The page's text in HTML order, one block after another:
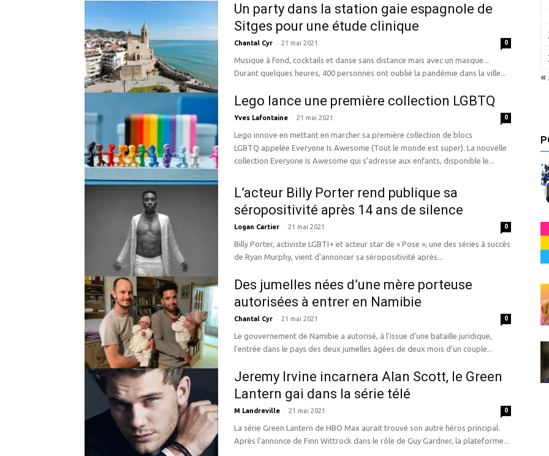
Un party dans la station gaie espagnole de
Sitges pour une étude clinique
Chantal Cyr - 21 mai 2021 0
Musique à fond, cocktails et danse sans distance mais avec un masque...
Durant quelques heures, 400 personnes ont oublié la pandémie dans la ville...
Lego lance une première collection LGBTQ
Yves Lafontaine - 21 mai 2021 0
Lego innove en mettant en marcher sa première collection de blocs
LGBTQ appelée Everyone Is Awesome (Tout le monde est super). La nouvelle
collection Everyone Is Awesome qui s’adresse aux enfants, disponible le...
L’acteur Billy Porter rend publique sa
séropositivité après 14 ans de silence
Logan Cartier - 21 mai 2021 0
Billy Porter, activiste LGBTI+ et acteur star de « Pose », une des séries à succès
de Ryan Murphy, vient d'annoncer sa séropositivité après...
Des jumelles nées d’une mère porteuse
autorisées à entrer en Namibie
Chantal Cyr - 21 mai 2021 0
Le gouvernement de Namibie a autorisé, à l'issue d'une bataille juridique,
l'entrée dans le pays des deux jumelles âgées de deux mois d'un couple...
Jeremy Irvine incarnera Alan Scott, le Green
Lantern gai dans la série télé
M Landreville - 21 mai 2021 0
La série Green Lantern de HBO Max aurait trouvé son autre héros principal.
Après l’annonce de Finn Wittrock dans le rôle de Guy Gardner, la plateforme...
«